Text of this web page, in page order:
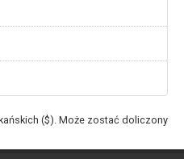
($). Może zostać doliczony